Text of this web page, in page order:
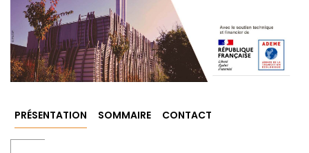
PRÉSENTATION SOMMAIRE CONTACT